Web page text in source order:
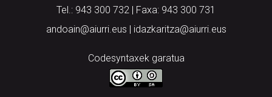
Tel.: 943 300 732 | Faxa: 943 300 731
andoain@aiurri.eus | idazkaritza@aiurri.eus
Codesyntaxek garatua